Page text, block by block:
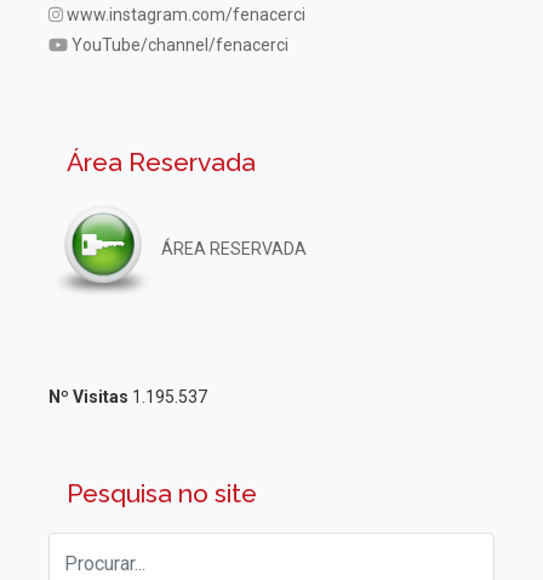
www.instagram.com/fenacerci
YouTube/channel/fenacerci
Área Reservada
ÁREA RESERVADA
Nº Visitas 1.195.537
Pesquisa no site